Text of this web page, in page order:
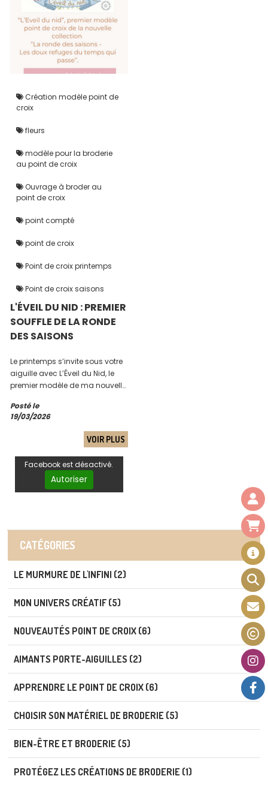
L'ÉVEIL DU NID : PREMIER
SOUFFLE DE LA RONDE
DES SAISONS
Le printemps s’invite sous votre
aiguille avec L’Éveil du Nid, le
premier modèle de ma nouvelle
saisons". Entre bourgeons et
douceur, laissez vos mains
donner vie à ce premier refuge
du temps qui passe.
Posté le
19/03/2026
VOIR PLUS
Création modèle point de
croix
fleurs
modèle pour la broderie
au point de croix
Ouvrage à broder au
point de croix
point compté
point de croix
Point de croix printemps
Point de croix saisons
Facebook est désactivé.
Autoriser
CATÉGORIES
LE MURMURE DE L'INFINI (2)
MON UNIVERS CRÉATIF (5)
NOUVEAUTÉS POINT DE CROIX (6)
AIMANTS PORTE-AIGUILLES (2)
APPRENDRE LE POINT DE CROIX (6)
CHOISIR SON MATÉRIEL DE BRODERIE (5)
BIEN-ÊTRE ET BRODERIE (5)
PROTÉGEZ LES CRÉATIONS DE BRODERIE (1)